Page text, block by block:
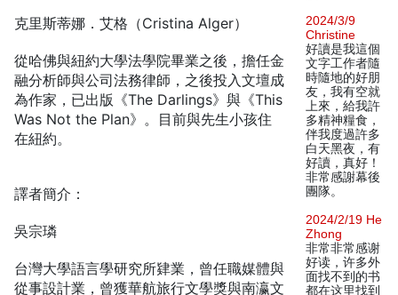
克里斯蒂娜．艾格（Cristina Alger）
從哈佛與紐約大學法學院畢業之後，擔任金
融分析師與公司法務律師，之後投入文壇成
為作家，已出版《The Darlings》與《This
Was Not the Plan》。目前與先生小孩住
在紐約。
譯者簡介：
吳宗璘
台灣大學語言學研究所肄業，曾任職媒體與
從事設計業，曾獲華航旅行文學獎與南瀛文
2024/3/9
Christine
好讀是我這個
文字工作者隨
時隨地的好朋
友，我有空就
上來，給我許
多精神糧食，
伴我度過許多
白天黑夜，有
好讀，真好！
非常感謝幕後
團隊。
2024/2/19 He
Zhong
非常非常感谢
好读，许多外
面找不到的书
都在这里找到